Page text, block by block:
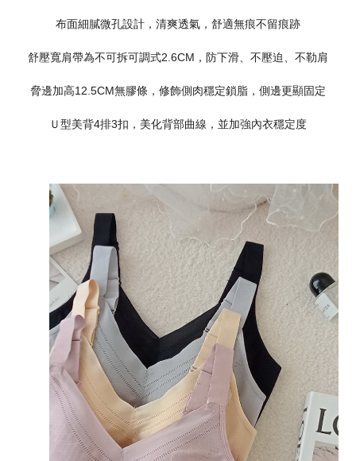
布面細膩微孔設計，清爽透氣，舒適無痕不留痕跡
舒壓寬肩帶為不可拆可調式2.6CM，防下滑、不壓迫、不勒肩
脅邊加高12.5CM無膠條，修飾側肉穩定鎖脂，側邊更顯固定
Ｕ型美背4排3扣，美化背部曲線，並加強內衣穩定度